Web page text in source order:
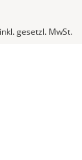
gesetzl. MwSt.